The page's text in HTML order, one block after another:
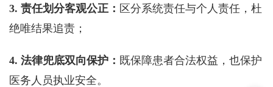
3. 责任划分客观公正： 区分系统责任与个人责任，杜
绝唯结果追责；
4. 法律兜底双向保护： 既保障患者合法权益，也保护
医务人员执业安全。